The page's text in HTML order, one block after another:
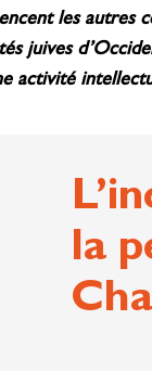
les autres
juives
activité
la